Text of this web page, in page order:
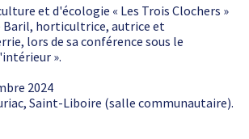
et d'écologie « Les Trois Clochers »
Baril, horticultrice, autrice et
lors de sa conférence sous le
».
2024
Saint-Liboire (salle communautaire).